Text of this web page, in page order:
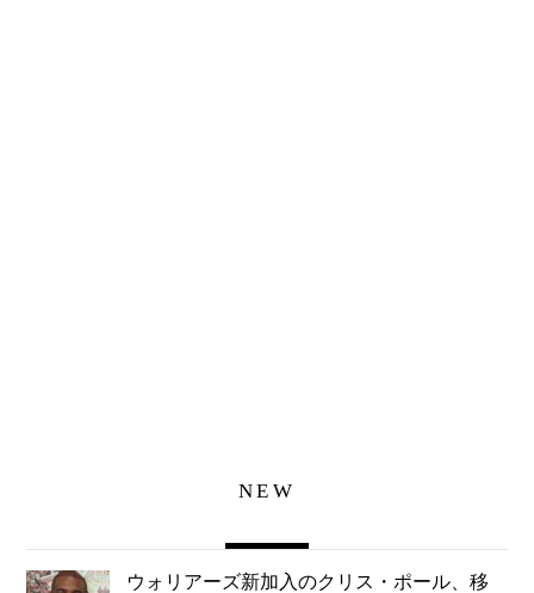
NEW
ウォリアーズ新加入のクリス・ポール、移